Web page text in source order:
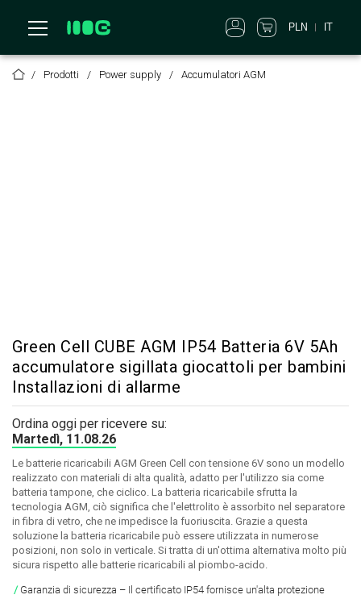
PLN IT
Prodotti Power supply Accumulatori AGM
Green Cell CUBE AGM IP54 Batteria 6V 5Ah
accumulatore sigillata giocattoli per bambini
Installazioni di allarme
Ordina oggi per ricevere su:
Martedì, 11.08.26
Le batterie ricaricabili AGM Green Cell con tensione 6V sono un modello
realizzato con materiali di alta qualità, adatto per l'utilizzo sia come
batteria tampone, che ciclico. La batteria ricaricabile sfrutta la
tecnologia AGM, ciò significa che l'elettrolito è assorbito nel separatore
in fibra di vetro, che ne impedisce la fuoriuscita. Grazie a questa
soluzione la batteria ricaricabile può essere utilizzata in numerose
posizioni, non solo in verticale. Si tratta di un'ottima alternativa molto più
sicura rispetto alle batterie ricaricabili al piombo-acido.
Garanzia di sicurezza – Il certificato IP54 fornisce un'alta protezione